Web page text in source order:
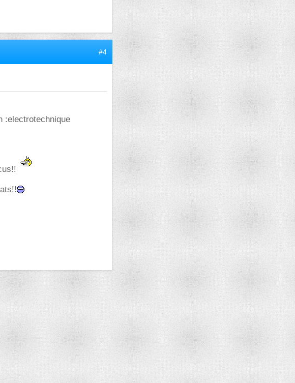
#4
:electrotechnique